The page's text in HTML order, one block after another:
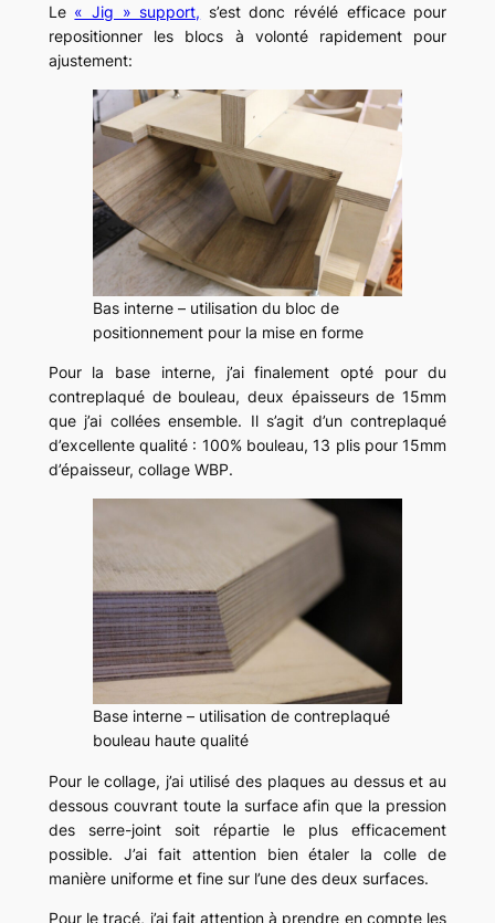
Le « Jig » support, s’est donc révélé efficace pour
repositionner les blocs à volonté rapidement pour
ajustement:
Bas interne – utilisation du bloc de
positionnement pour la mise en forme
Pour la base interne, j’ai finalement opté pour du
contreplaqué de bouleau, deux épaisseurs de 15mm
que j’ai collées ensemble. Il s’agit d’un contreplaqué
d’excellente qualité : 100% bouleau, 13 plis pour 15mm
d’épaisseur, collage WBP.
Base interne – utilisation de contreplaqué
bouleau haute qualité
Pour le collage, j’ai utilisé des plaques au dessus et au
dessous couvrant toute la surface afin que la pression
des serre-joint soit répartie le plus efficacement
possible. J’ai fait attention bien étaler la colle de
manière uniforme et fine sur l’une des deux surfaces.
Pour le tracé, j’ai fait attention à prendre en compte les